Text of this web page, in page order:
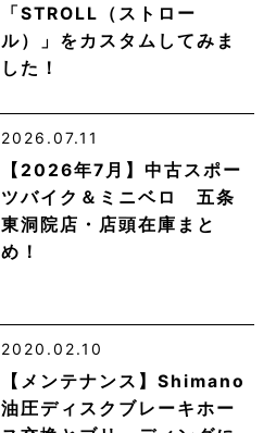
「STROLL（ストロー
ル）」をカスタムしてみま
した！
2026.07.11
【2026年7月】中古スポー
ツバイク＆ミニベロ 五条
東洞院店・店頭在庫まと
め！
2020.02.10
【メンテナンス】Shimano
油圧ディスクブレーキホー